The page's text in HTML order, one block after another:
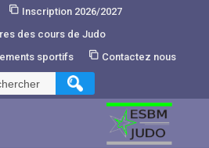
Inscription 2026/2027
des cours de Judo
sportifs
Contactez nous
: